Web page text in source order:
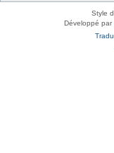
Style
Développé par